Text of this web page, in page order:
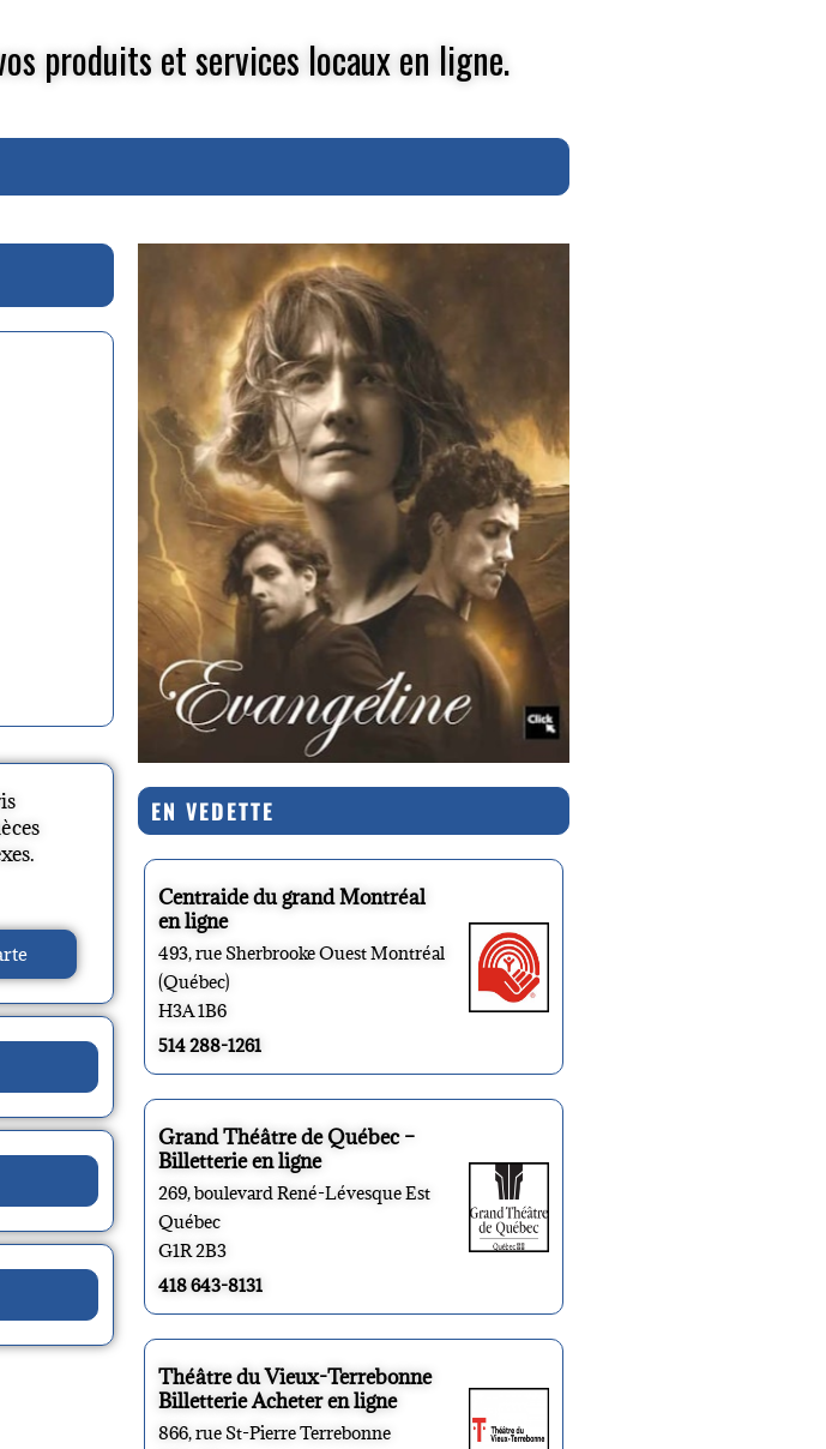
produits et services locaux en ligne.
EN VEDETTE
Centraide du grand Montréal
en ligne
493, rue Sherbrooke Ouest Montréal
(Québec)
H3A 1B6
514 288-1261
Grand Théâtre de Québec –
Billetterie en ligne
269, boulevard René-Lévesque Est
Québec
G1R 2B3
418 643-8131
Théâtre du Vieux-Terrebonne
Billetterie Acheter en ligne
866, rue St-Pierre Terrebonne